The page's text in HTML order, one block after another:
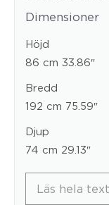
Dimensioner
Höjd
86 cm 33.86″
Bredd
192 cm 75.59″
Djup
74 cm 29.13″
Läs hela